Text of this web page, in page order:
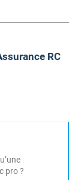
RC
pro ?